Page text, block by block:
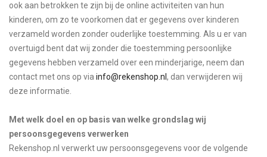
ook aan betrokken te zijn bij de online activiteiten van hun
kinderen, om zo te voorkomen dat er gegevens over kinderen
verzameld worden zonder ouderlijke toestemming. Als u er van
overtuigd bent dat wij zonder die toestemming persoonlijke
gegevens hebben verzameld over een minderjarige, neem dan
contact met ons op via info@rekenshop.nl , dan verwijderen wij
deze informatie.
Met welk doel en op basis van welke grondslag wij
persoonsgegevens verwerken
Rekenshop.nl verwerkt uw persoonsgegevens voor de volgende